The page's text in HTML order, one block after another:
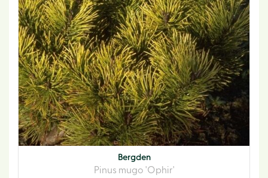
Bergden
Pinus mugo 'Ophir'